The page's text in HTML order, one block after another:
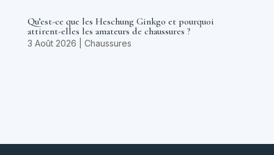
Qu’est-ce que les Heschung Ginkgo et pourquoi
attirent-elles les amateurs de chaussures ?
3 Août 2026 Chaussures